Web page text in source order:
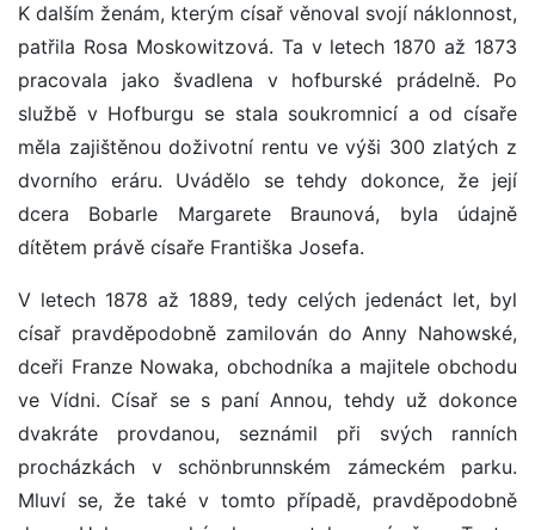
K dalším ženám, kterým císař věnoval svojí náklonnost,
patřila Rosa Moskowitzová. Ta v letech 1870 až 1873
pracovala jako švadlena v hofburské prádelně. Po
službě v Hofburgu se stala soukromnicí a od císaře
měla zajištěnou doživotní rentu ve výši 300 zlatých z
dvorního eráru. Uvádělo se tehdy dokonce, že její
dcera Bobarle Margarete Braunová, byla údajně
dítětem právě císaře Františka Josefa.
V letech 1878 až 1889, tedy celých jedenáct let, byl
císař pravděpodobně zamilován do Anny Nahowské,
dceři Franze Nowaka, obchodníka a majitele obchodu
ve Vídni. Císař se s paní Annou, tehdy už dokonce
dvakráte provdanou, seznámil při svých ranních
procházkách v schönbrunnském zámeckém parku.
Mluví se, že také v tomto případě, pravděpodobně